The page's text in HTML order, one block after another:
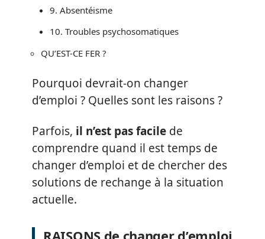
9. Absentéisme
10. Troubles psychosomatiques
QU’EST-CE FER ?
Pourquoi devrait-on changer
d’emploi ? Quelles sont les raisons ?
Parfois, il n’est pas facile de
comprendre quand il est temps de
changer d’emploi et de chercher des
solutions de rechange à la situation
actuelle.
RAISONS de changer d’emploi